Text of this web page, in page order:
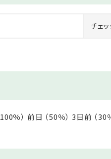
案内】
菓子、おつまみなどご用意して
チェ
％） 前日 （50％） 3日前 （30